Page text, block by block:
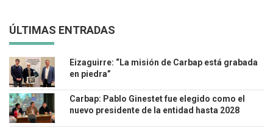
ÚLTIMAS ENTRADAS
Eizaguirre: “La misión de Carbap está grabada
en piedra”
Carbap: Pablo Ginestet fue elegido como el
nuevo presidente de la entidad hasta 2028